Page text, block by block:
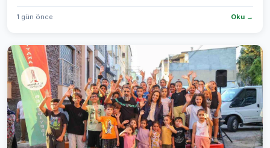
1 gün önce Oku →